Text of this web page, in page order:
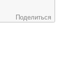
Поделиться